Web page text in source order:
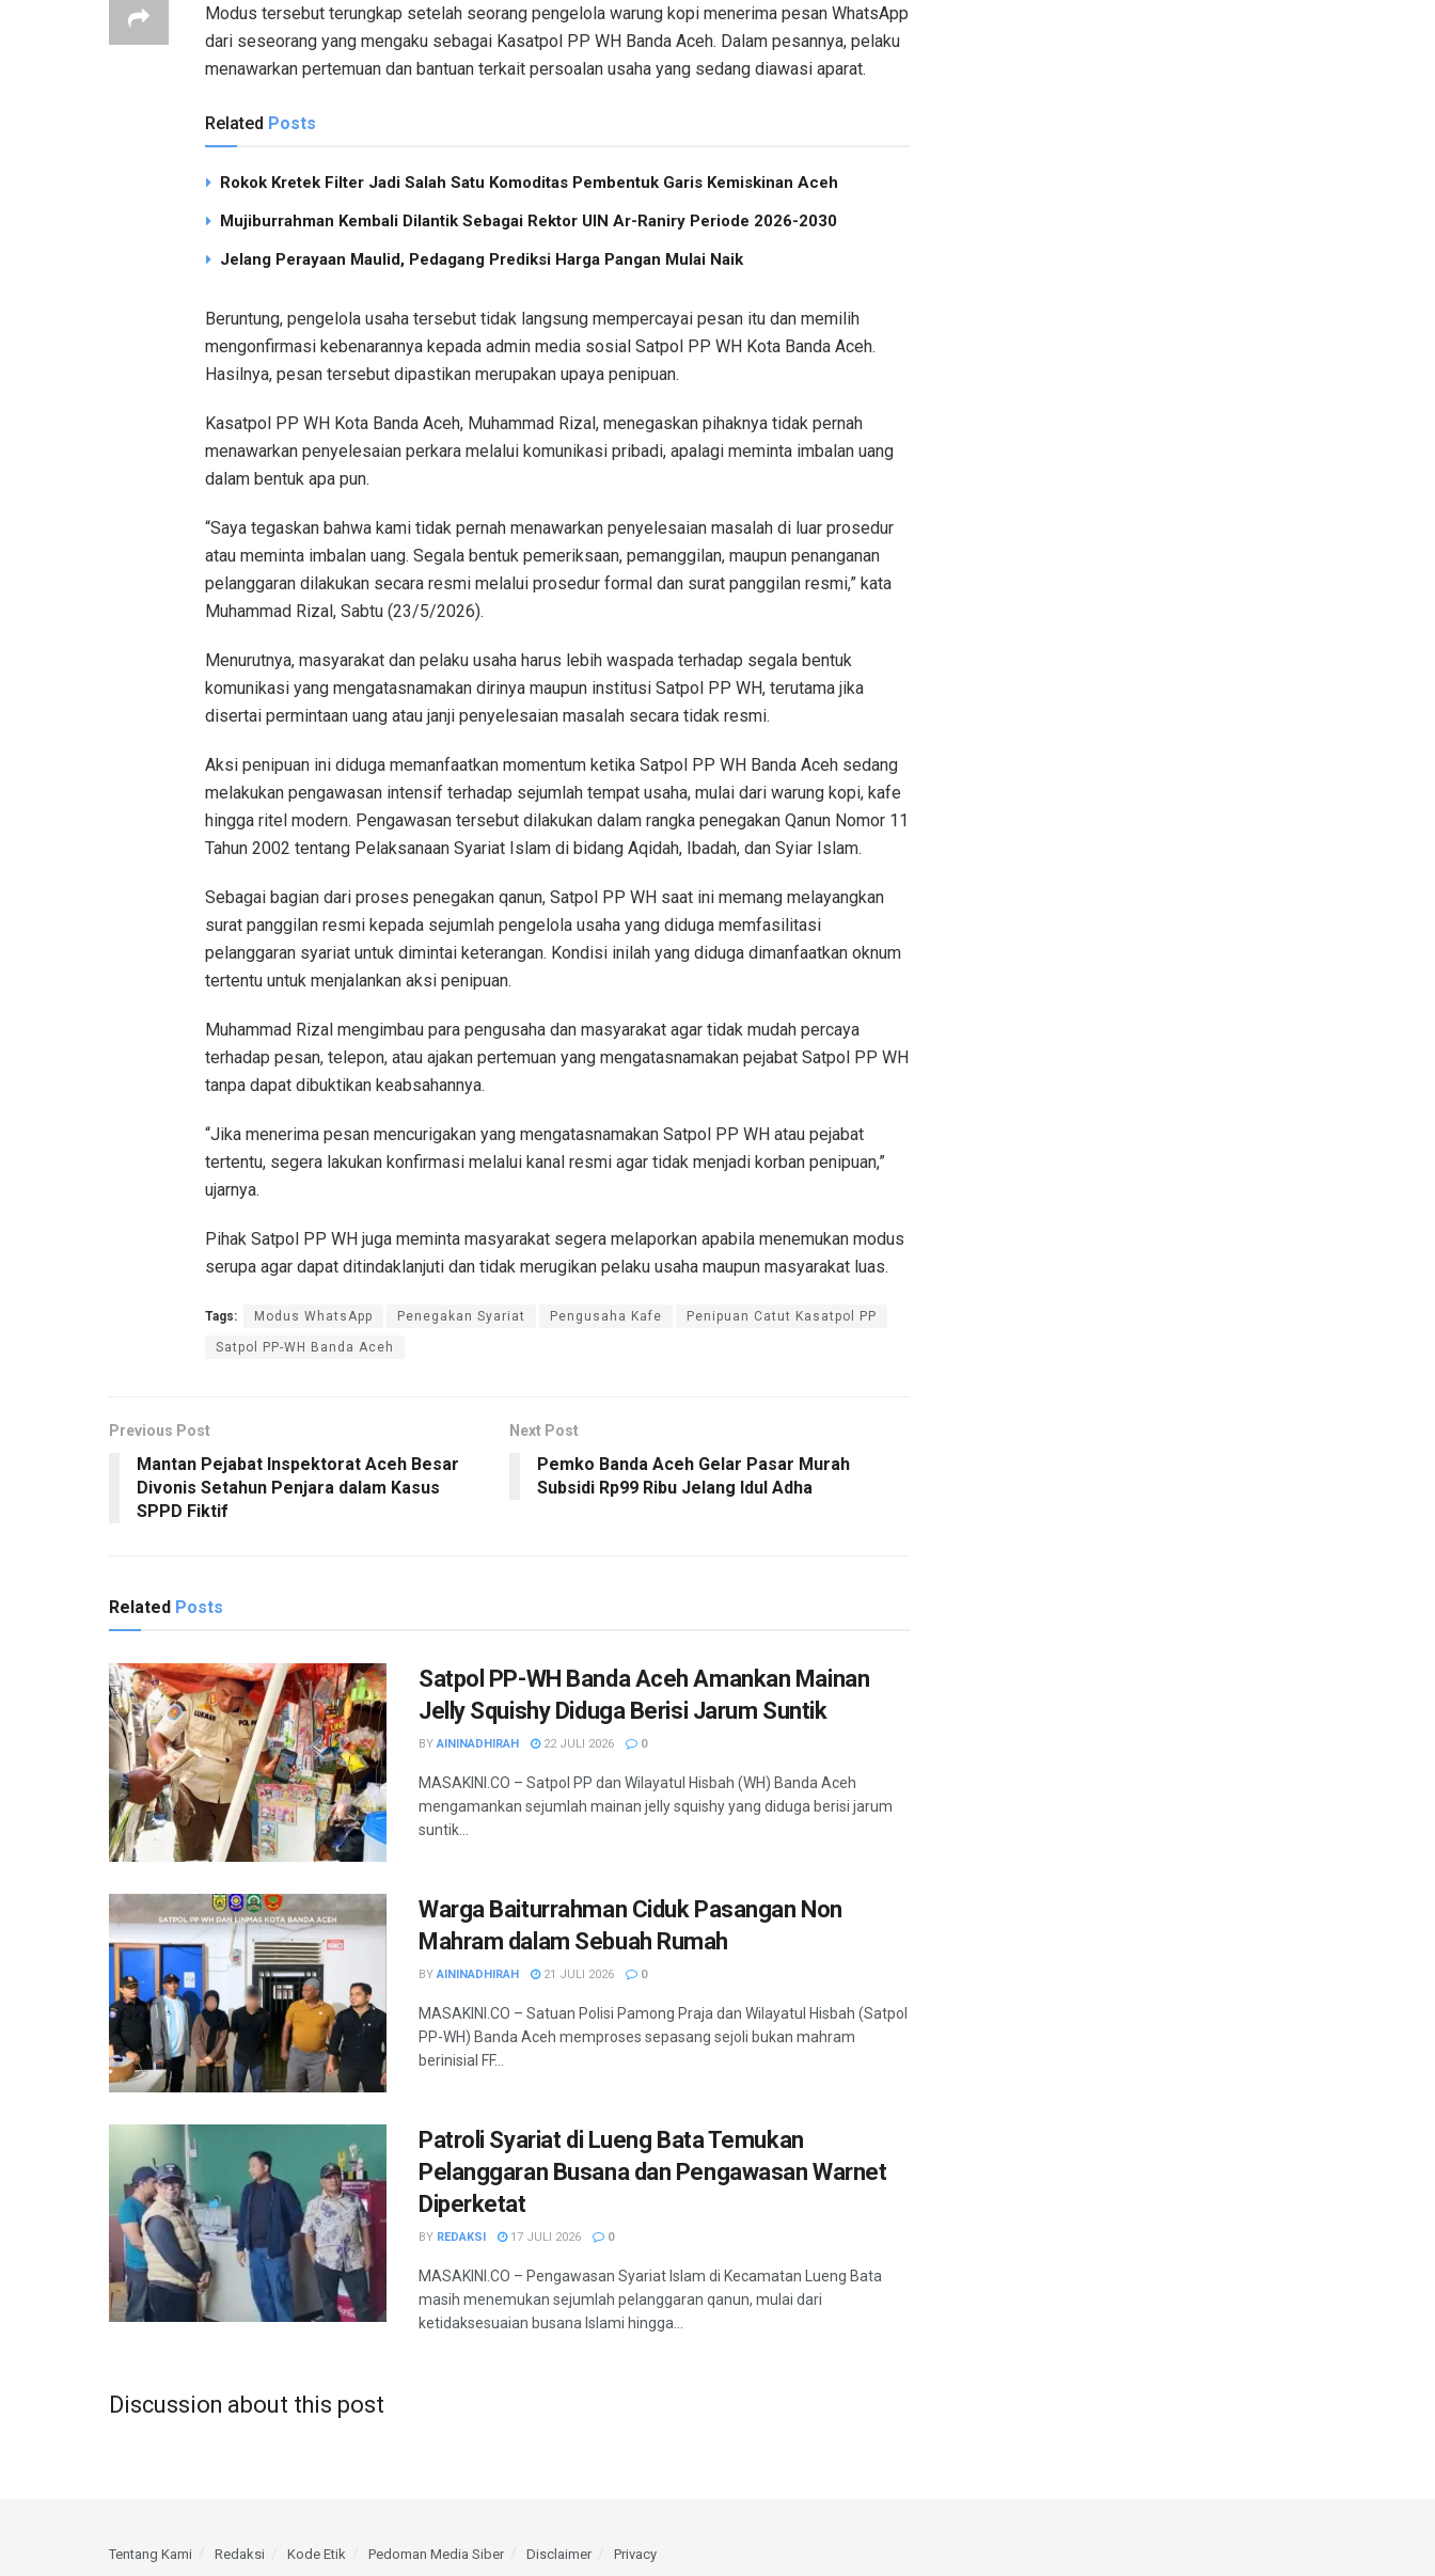
Modus tersebut terungkap setelah seorang pengelola warung kopi menerima pesan WhatsApp
dari seseorang yang mengaku sebagai Kasatpol PP WH Banda Aceh. Dalam pesannya, pelaku
menawarkan pertemuan dan bantuan terkait persoalan usaha yang sedang diawasi aparat.
Related Posts
Rokok Kretek Filter Jadi Salah Satu Komoditas Pembentuk Garis Kemiskinan Aceh
Mujiburrahman Kembali Dilantik Sebagai Rektor UIN Ar-Raniry Periode 2026-2030
Jelang Perayaan Maulid, Pedagang Prediksi Harga Pangan Mulai Naik
Beruntung, pengelola usaha tersebut tidak langsung mempercayai pesan itu dan memilih
mengonfirmasi kebenarannya kepada admin media sosial Satpol PP WH Kota Banda Aceh.
Hasilnya, pesan tersebut dipastikan merupakan upaya penipuan.
Kasatpol PP WH Kota Banda Aceh, Muhammad Rizal, menegaskan pihaknya tidak pernah
menawarkan penyelesaian perkara melalui komunikasi pribadi, apalagi meminta imbalan uang
dalam bentuk apa pun.
“Saya tegaskan bahwa kami tidak pernah menawarkan penyelesaian masalah di luar prosedur
atau meminta imbalan uang. Segala bentuk pemeriksaan, pemanggilan, maupun penanganan
pelanggaran dilakukan secara resmi melalui prosedur formal dan surat panggilan resmi,” kata
Muhammad Rizal, Sabtu (23/5/2026).
Menurutnya, masyarakat dan pelaku usaha harus lebih waspada terhadap segala bentuk
komunikasi yang mengatasnamakan dirinya maupun institusi Satpol PP WH, terutama jika
disertai permintaan uang atau janji penyelesaian masalah secara tidak resmi.
Aksi penipuan ini diduga memanfaatkan momentum ketika Satpol PP WH Banda Aceh sedang
melakukan pengawasan intensif terhadap sejumlah tempat usaha, mulai dari warung kopi, kafe
hingga ritel modern. Pengawasan tersebut dilakukan dalam rangka penegakan Qanun Nomor 11
Tahun 2002 tentang Pelaksanaan Syariat Islam di bidang Aqidah, Ibadah, dan Syiar Islam.
Sebagai bagian dari proses penegakan qanun, Satpol PP WH saat ini memang melayangkan
surat panggilan resmi kepada sejumlah pengelola usaha yang diduga memfasilitasi
pelanggaran syariat untuk dimintai keterangan. Kondisi inilah yang diduga dimanfaatkan oknum
tertentu untuk menjalankan aksi penipuan.
Muhammad Rizal mengimbau para pengusaha dan masyarakat agar tidak mudah percaya
terhadap pesan, telepon, atau ajakan pertemuan yang mengatasnamakan pejabat Satpol PP WH
tanpa dapat dibuktikan keabsahannya.
“Jika menerima pesan mencurigakan yang mengatasnamakan Satpol PP WH atau pejabat
tertentu, segera lakukan konfirmasi melalui kanal resmi agar tidak menjadi korban penipuan,”
ujarnya.
Pihak Satpol PP WH juga meminta masyarakat segera melaporkan apabila menemukan modus
serupa agar dapat ditindaklanjuti dan tidak merugikan pelaku usaha maupun masyarakat luas.
Tags: Modus WhatsApp Penegakan Syariat Pengusaha Kafe Penipuan Catut Kasatpol PP
Satpol PP-WH Banda Aceh
Previous Post
Mantan Pejabat Inspektorat Aceh Besar
Divonis Setahun Penjara dalam Kasus
SPPD Fiktif
Next Post
Pemko Banda Aceh Gelar Pasar Murah
Subsidi Rp99 Ribu Jelang Idul Adha
Related Posts
Satpol PP-WH Banda Aceh Amankan Mainan
Jelly Squishy Diduga Berisi Jarum Suntik
BY AININADHIRAH 22 JULI 2026 0
MASAKINI.CO – Satpol PP dan Wilayatul Hisbah (WH) Banda Aceh
mengamankan sejumlah mainan jelly squishy yang diduga berisi jarum
suntik...
Warga Baiturrahman Ciduk Pasangan Non
Mahram dalam Sebuah Rumah
BY AININADHIRAH 21 JULI 2026 0
MASAKINI.CO – Satuan Polisi Pamong Praja dan Wilayatul Hisbah (Satpol
PP-WH) Banda Aceh memproses sepasang sejoli bukan mahram
berinisial FF...
Patroli Syariat di Lueng Bata Temukan
Pelanggaran Busana dan Pengawasan Warnet
Diperketat
BY REDAKSI 17 JULI 2026 0
MASAKINI.CO – Pengawasan Syariat Islam di Kecamatan Lueng Bata
masih menemukan sejumlah pelanggaran qanun, mulai dari
ketidaksesuaian busana Islami hingga...
Discussion about this post
Tentang Kami Redaksi Kode Etik Pedoman Media Siber Disclaimer Privacy